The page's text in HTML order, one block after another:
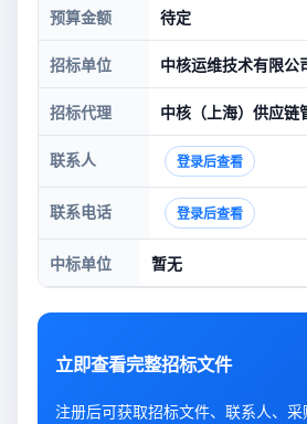
预算金额 待定
招标单位 中核运维技术有限公
招标代理 中核（上海）供应链
联系人 登录后查看
联系电话 登录后查看
中标单位 暂无
立即查看完整招标文件
注册后可获取招标文件、联系人、